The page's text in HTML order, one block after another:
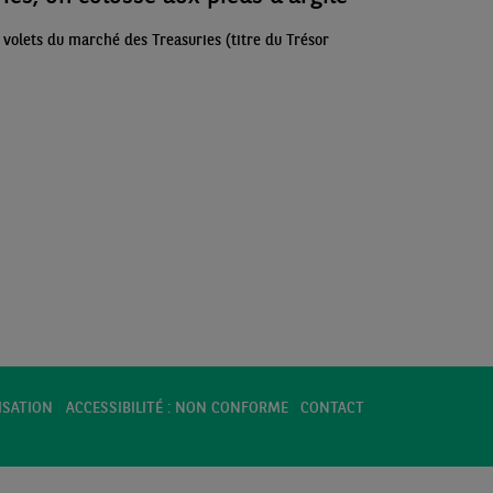
ActuEco du 8 juin 2026
ActuEco du 1er juin 2026
ECO CHARTS
du marché des Treasuries (titre du Trésor
ACCESSIBILITÉ : NON CONFORME CONTACT